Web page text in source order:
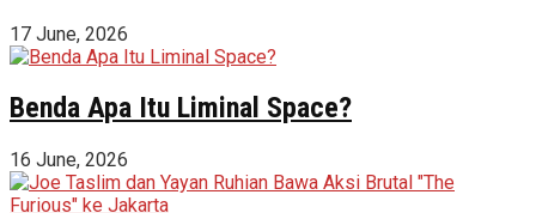
17 June, 2026
Benda Apa Itu Liminal Space?
16 June, 2026